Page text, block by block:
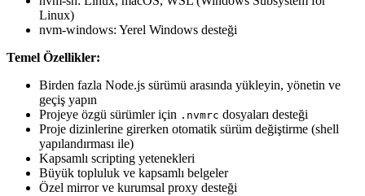
Linux)
nvm-windows: Yerel Windows desteği
Temel Özellikler:
Birden fazla Node.js sürümü arasında yükleyin, yönetin ve
geçiş yapın
Projeye özgü sürümler için .nvmrc dosyaları desteği
Proje dizinlerine girerken otomatik sürüm değiştirme (shell
yapılandırması ile)
Kapsamlı scripting yetenekleri
Büyük topluluk ve kapsamlı belgeler
Özel mirror ve kurumsal proxy desteği